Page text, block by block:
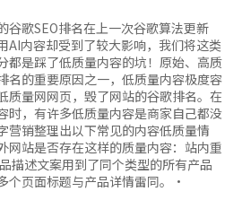
谷歌SEO排名在上一次谷歌算法更新
AI内容却受到了较大影响，我们将这类
都是踩了低质量内容的坑！原始、高质
名的重要原因之一，低质量内容极度容
质量网网页，毁了网站的谷歌排名。在
时，有许多低质量内容是商家自己都没
营销整理出以下常见的内容低质量情
网站是否存在这样的质量内容：站内重
描述文案用到了同个类型的所有产品
个页面标题与产品详情雷同。•